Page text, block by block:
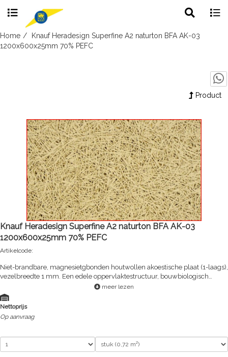
Skip
to
search
Home
Knauf Heradesign Superfine A2 naturton BFA AK-03
1200x600x25mm 70% PEFC
Product
Knauf Heradesign Superfine A2 naturton BFA AK-03
1200x600x25mm 70% PEFC
Artikelcode:
Niet-brandbare, magnesietgbonden houtwollen akoestische plaat (1-laags),
vezelbreedte 1 mm. Een edele oppervlaktestructuur, bouwbiologisch
meer lezen
Nettoprijs
Op aanvraag